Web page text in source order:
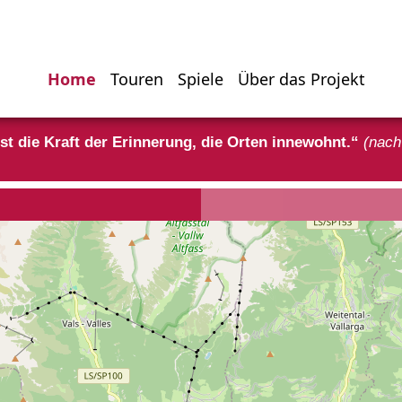
Home Touren Spiele Über das Projekt
die Kraft der Erinnerung, die Orten innewohnt.“